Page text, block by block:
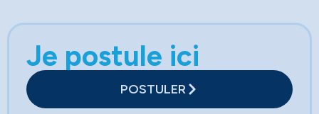
Je postule ici
POSTULER